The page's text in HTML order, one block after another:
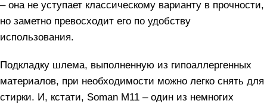
– она не уступает классическому варианту в прочности,
но заметно превосходит его по удобству
использования.
Подкладку шлема, выполненную из гипоаллергенных
материалов, при необходимости можно легко снять для
стирки. И, кстати, Soman M11 – один из немногих